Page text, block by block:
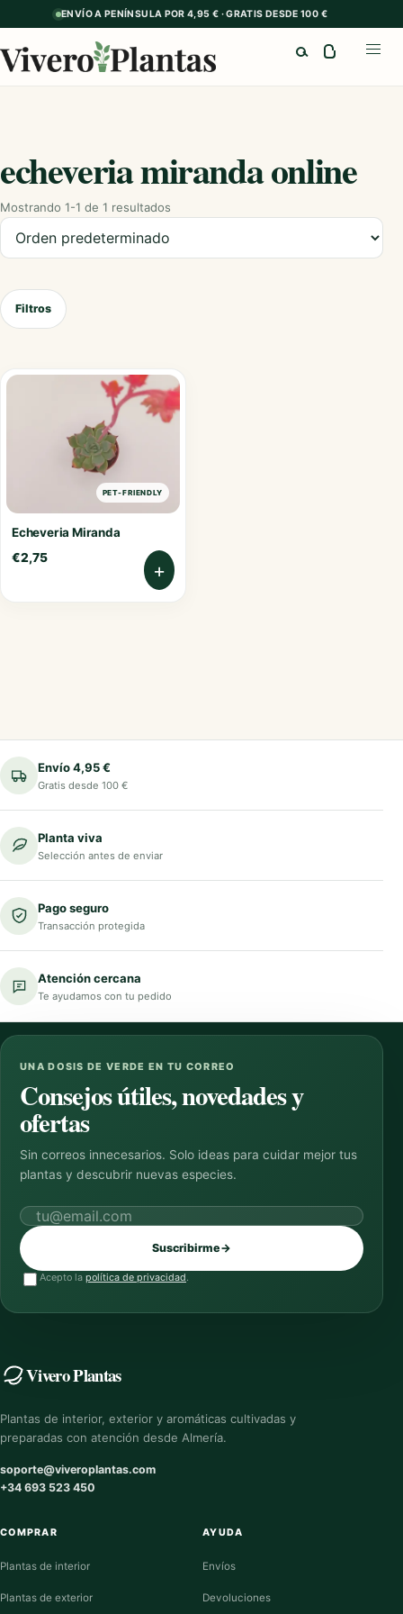
ENVÍO A PENÍNSULA POR 4,95 € · GRATIS DESDE 100 €
echeveria miranda online
Mostrando 1-1 de 1 resultados
Ordenar productos
Filtros
PET-FRIENDLY
Echeveria Miranda
€2,75
+
Envío 4,95 €
Gratis desde 100 €
Planta viva
Selección antes de enviar
Pago seguro
Transacción protegida
Atención cercana
Te ayudamos con tu pedido
UNA DOSIS DE VERDE EN TU CORREO
Consejos útiles, novedades y
ofertas
Sin correos innecesarios. Solo ideas para cuidar mejor tus
plantas y descubrir nuevas especies.
Correo electrónico
Suscribirme→
Acepto la política de privacidad.
Vivero Plantas
Plantas de interior, exterior y aromáticas cultivadas y
preparadas con atención desde Almería.
soporte@viveroplantas.com
+34 693 523 450
COMPRAR
Plantas de interior
Plantas de exterior
AYUDA
Envíos
Devoluciones